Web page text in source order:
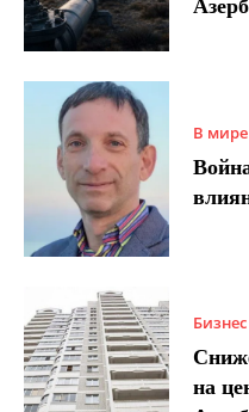
В мире
Бизнес
на